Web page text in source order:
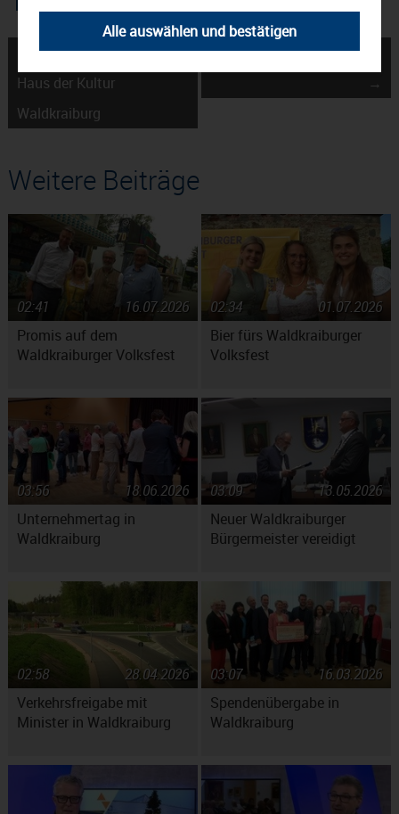
← Wirtschaftsempfang im
Haus der Kultur
Waldkraiburg
Bluegrass in Waldkraiburg
→
Weitere Beiträge
Promis auf dem
Waldkraiburger Volksfest
16.07.2026
02:41
Bier fürs Waldkraiburger
Volksfest
01.07.2026
02:34
Unternehmertag in
Waldkraiburg
18.06.2026
03:56
Neuer Waldkraiburger
Bürgermeister vereidigt
13.05.2026
03:09
Verkehrsfreigabe mit
Minister in Waldkraiburg
28.04.2026
02:58
Spendenübergabe in
Waldkraiburg
16.03.2026
03:07
Alle auswählen und bestätigen